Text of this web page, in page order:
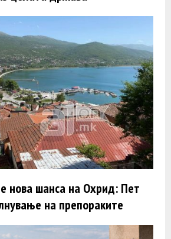
нова шанса на Охрид: Пет
на препораките